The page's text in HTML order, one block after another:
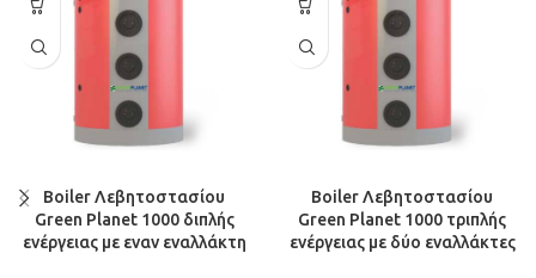
Boiler Λεβητοστασίου
Green Planet 1000 διπλής
ενέργειας με εναν εναλλάκτη
Boiler Λεβητοστασίου
Green Planet 1000 τριπλής
ενέργειας με δύο εναλλάκτες